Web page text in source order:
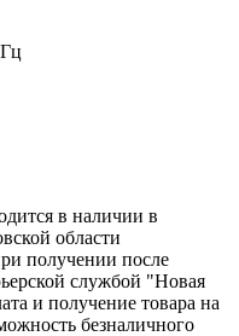
в наличии в
области
получении после
службой "Новая
и получение товара на
безналичного